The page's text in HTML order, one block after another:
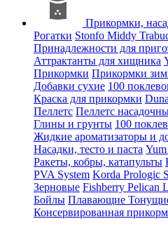
Прикормки,
Рогатки Stonfo Middy
Принадлежности для
Аттрактанты для хищника
Прикормки Прикормки
Добавки сухие 100
Краска для прикормки
Пеллетс Пеллетс
Глины и грунты 100
Жидкие ароматизаторы и
Насадки, тесто и паста Yum
Ракеты, кобры, катапульты
PVA System Korda Prologic
Зерновые Fishberry Pelican
Бойлы Плавающие
Консервированная